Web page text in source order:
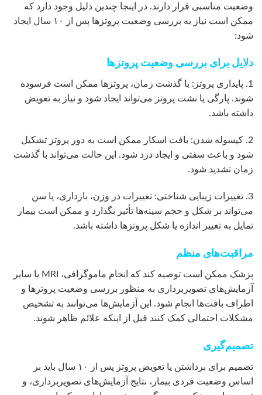
وضعیت مناسبی قرار دارند. در اینجا چندین دلیل وجود دارد که
ممکن است نیاز به بررسی وضعیت پروتزها پس از ۱۰ سال ایجاد
شود:
دلایل برای بررسی وضعیت پروتزها
1. پایداری پروتز: با گذشت زمان، پروتزها ممکن است فرسوده
شوند. پارگی یا نشت پروتز می‌تواند ایجاد شود و نیاز به تعویض
داشته باشد.
2. کپسوله شدن: بافت اسکار ممکن است به دور پروتز تشکیل
شود و باعث سفتی و ایجاد درد شود. این حالت می‌تواند با گذشت
زمان تشدید شود.
3. تغییرات زیبایی شناختی: تغییرات در وزن، بارداری، یا سن
می‌تواند بر شکل و حجم سینه‌ها تأثیر بگذارد و ممکن است بیمار
تمایل به تغییر اندازه یا شکل پروتزها داشته باشد.
مراقبت‌های منظم
پزشک ممکن است توصیه کند که انجام ماموگرافی، MRI یا سایر
آزمایش‌های تصویربرداری به منظور بررسی وضعیت پروتزها و
اطراف بافت‌ها انجام شود. این آزمایش‌ها می‌توانند به تشخیص
مشکلات احتمالی کمک کنند قبل از اینکه علائم ظاهر شوند.
تصمیم‌گیری
تصمیم برای برداشتن یا تعویض پروتز پس از ۱۰ سال باید بر
اساس وضعیت فردی بیمار، نتایج آزمایش‌های تصویربرداری، و